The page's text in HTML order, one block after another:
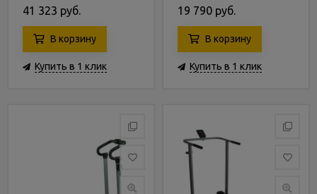
41 323 руб.
В корзину
Купить в 1 клик
19 790 руб.
В корзину
Купить в 1 клик